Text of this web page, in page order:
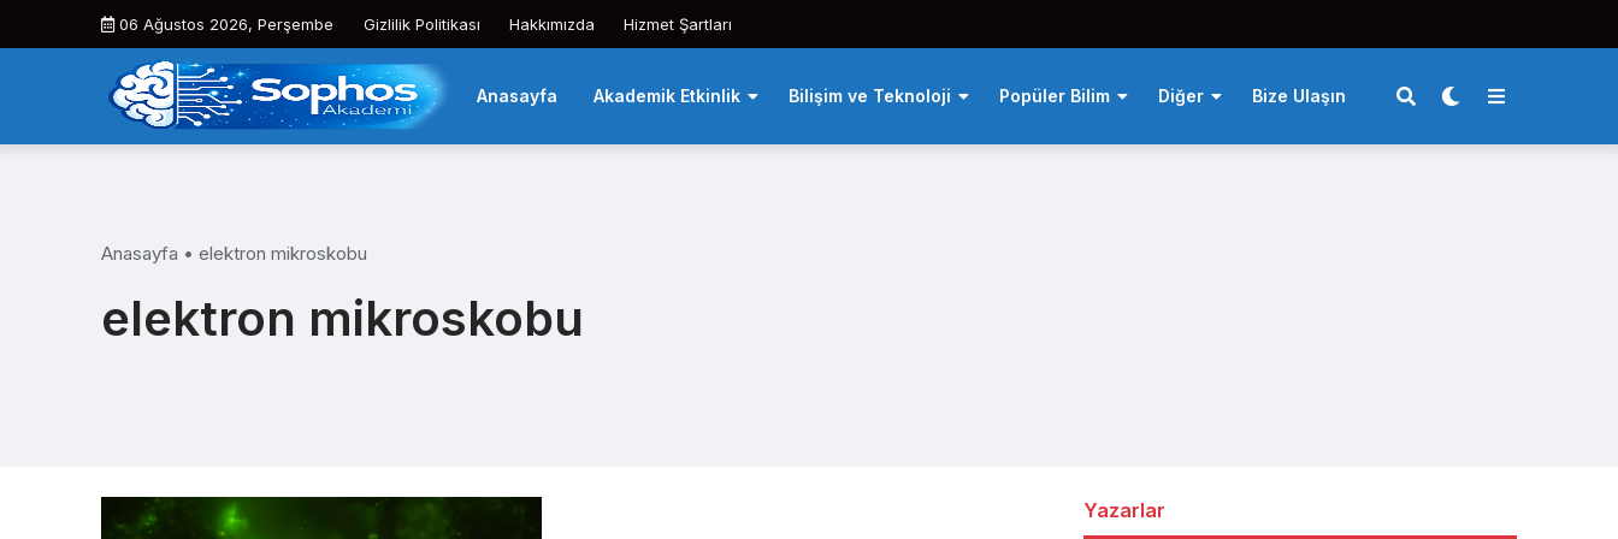
06 Ağustos 2026, Perşembe Gizlilik Politikası Hakkımızda Hizmet Şartları
Anasayfa Akademik Etkinlik Bilişim ve Teknoloji Popüler Bilim Diğer Bize Ulaşın
Anasayfa • elektron mikroskobu
elektron mikroskobu
Yazarlar